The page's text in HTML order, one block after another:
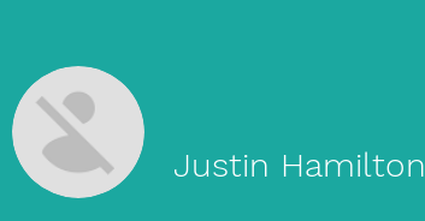
Justin Hamilton